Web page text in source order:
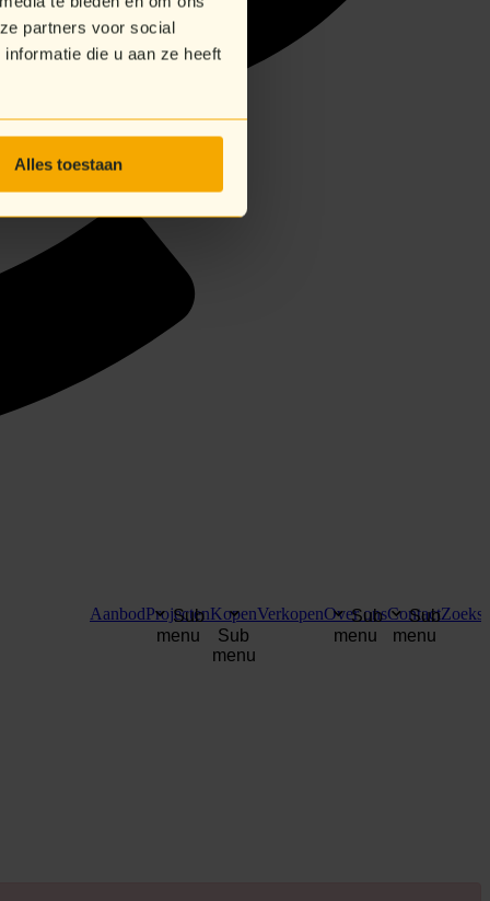
partners voor social
die u aan ze heeft
Alles toestaan
AanbodProjecten
Sub
menu
Kopen
Sub
menu
VerkopenOver ons
Sub
menu
Contact
Sub
menu